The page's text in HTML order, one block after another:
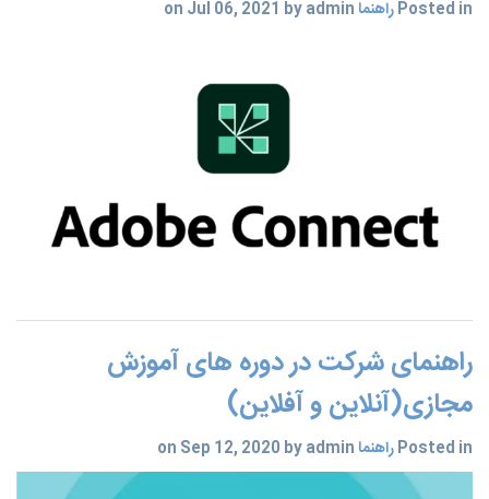
Posted inراهنما
راهنمای شرکت در دوره های آموزش
مجازی(آنلاین و آفلاین)
Posted inراهنما